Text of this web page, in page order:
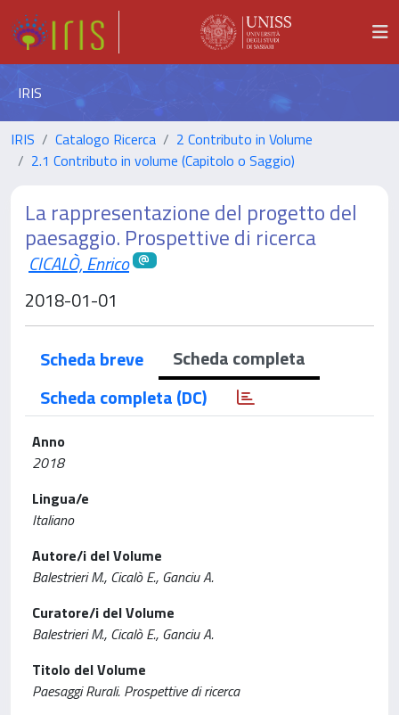
IRIS
IRIS Catalogo Ricerca
2 Contributo in Volume
2.1 Contributo in volume (Capitolo o Saggio)
La rappresentazione del progetto del
paesaggio. Prospettive di ricerca
CICALÒ, Enrico
2018-01-01
Scheda breve
Scheda completa
Scheda completa (DC)
Anno
2018
Lingua/e
Italiano
Autore/i del Volume
Balestrieri M., Cicalò E., Ganciu A.
Curatore/i del Volume
Balestrieri M., Cicalò E., Ganciu A.
Titolo del Volume
Paesaggi Rurali. Prospettive di ricerca